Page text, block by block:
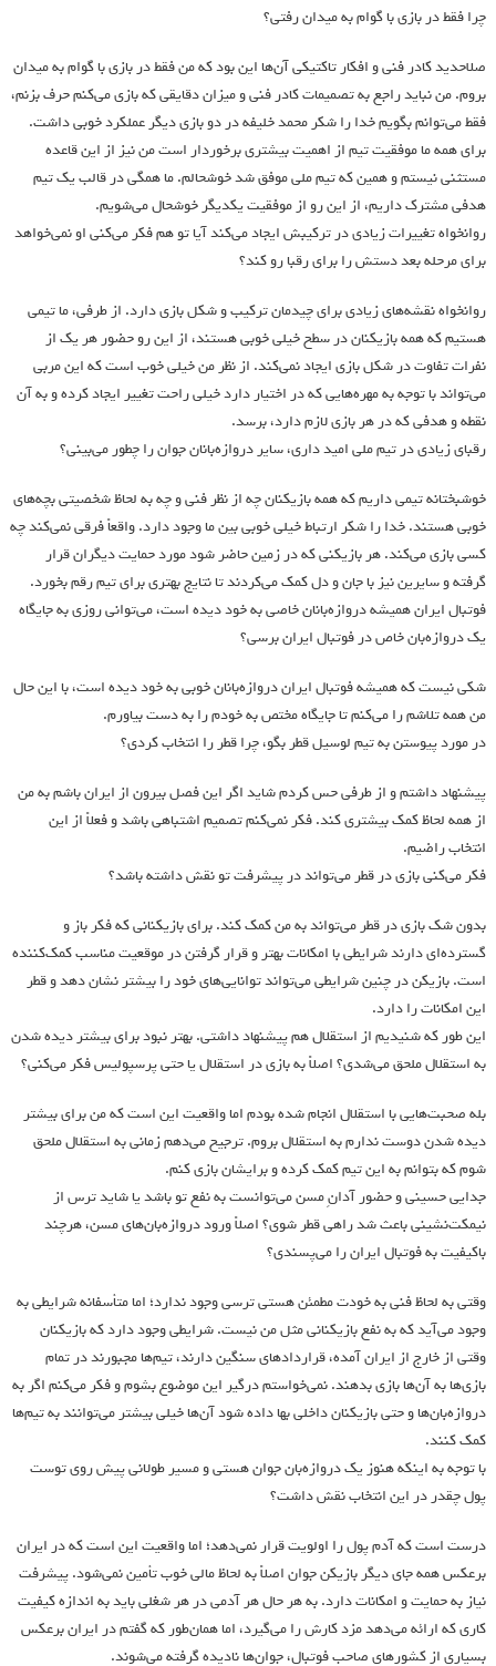
چرا فقط در بازی با گوام به میدان رفتی؟
صلاحدید کادر فنی و افکار تاکتیکی آن‌ها این بود که من فقط در بازی با گوام به میدان
بروم. من نباید راجع به تصمیمات کادر فنی و میزان دقایقی که بازی می‌کنم حرف بزنم،
فقط می‌توانم بگویم خدا را شکر محمد خلیفه در دو بازی دیگر عملکرد خوبی داشت.
برای همه ما موفقیت تیم از اهمیت بیشتری برخوردار است من نیز از این قاعده
مستثنی نیستم و همین که تیم ملی موفق شد خوشحالم. ما همگی در قالب یک تیم
هدفی مشترک داریم، از این رو از موفقیت یکدیگر خوشحال می‌شویم.
روانخواه تغییرات زیادی در ترکیبش ایجاد می‌کند آیا تو هم فکر می‌کنی او نمی‌خواهد
برای مرحله بعد دستش را برای رقبا رو کند؟
روانخواه نقشه‌های زیادی برای چیدمان ترکیب و شکل بازی دارد. از طرفی، ما تیمی
هستیم که همه بازیکنان در سطح خیلی خوبی هستند، از این رو حضور هر یک از
نفرات تفاوت در شکل بازی ایجاد نمی‌کند. از نظر من خیلی خوب است که این مربی
می‌تواند با توجه به مهره‌هایی که در اختیار دارد خیلی راحت تغییر ایجاد کرده و به آن
نقطه و هدفی که در هر بازی لازم دارد، برسد.
رقبای زیادی در تیم ملی امید داری، سایر دروازه‌بانان جوان را چطور می‌بینی؟
خوشبختانه تیمی داریم که همه بازیکنان چه از نظر فنی و چه به لحاظ شخصیتی بچه‌های
خوبی هستند. خدا را شکر ارتباط خیلی خوبی بین ما وجود دارد. واقعاً فرقی نمی‌کند چه
کسی بازی می‌کند. هر بازیکنی که در زمین حاضر شود مورد حمایت دیگران قرار
گرفته و سایرین نیز با جان و دل کمک می‌کردند تا نتایج بهتری برای تیم رقم بخورد.
فوتبال ایران همیشه دروازه‌بانان خاصی به خود دیده است، می‌توانی روزی به جایگاه
یک دروازه‌بان خاص در فوتبال ایران برسی؟
شکی نیست که همیشه فوتبال ایران دروازه‌بانان خوبی به خود دیده است، با این حال
من همه تلاشم را می‌کنم تا جایگاه مختص به خودم را به دست بیاورم.
در مورد پیوستن به تیم لوسیل قطر بگو، چرا قطر را انتخاب کردی؟
پیشنهاد داشتم و از طرفی حس کردم شاید اگر این فصل بیرون از ایران باشم به من
از همه لحاظ کمک بیشتری کند. فکر نمی‌کنم تصمیم اشتباهی باشد و فعلاً از این
انتخاب راضیم.
فکر می‌کنی بازی در قطر می‌تواند در پیشرفت تو نقش داشته باشد؟
بدون شک بازی در قطر می‌تواند به من کمک کند. برای بازیکنانی که فکر باز و
گسترده‌ای دارند شرایطی با امکانات بهتر و قرار گرفتن در موقعیت مناسب کمک‌کننده
است. بازیکن در چنین شرایطی می‌تواند توانایی‌های خود را بیشتر نشان دهد و قطر
این امکانات را دارد.
این طور که شنیدیم از استقلال هم پیشنهاد داشتی. بهتر نبود برای بیشتر دیده شدن
به استقلال ملحق می‌شدی؟ اصلاً به بازی در استقلال یا حتی پرسپولیس فکر می‌کنی؟
بله صحبت‌هایی با استقلال انجام شده بودم اما واقعیت این است که من برای بیشتر
دیده شدن دوست ندارم به استقلال بروم‌. ترجیح می‌دهم زمانی به استقلال ملحق
شوم که بتوانم به این تیم کمک کرده و برایشان بازی کنم.
جدایی حسینی و حضور آدانِ مسن می‌توانست به نفع تو باشد یا شاید ترس از
نیمکت‌نشینی باعث شد راهی قطر شوی؟ اصلاً ورود دروازه‌بان‌های مسن، هرچند
باکیفیت به فوتبال ایران را می‌پسندی؟
وقتی به لحاظ فنی به خودت مطمئن هستی ترسی وجود ندارد؛ اما متأسفانه شرایطی به
وجود می‌آید که به نفع بازیکنانی مثل من نیست. شرایطی وجود دارد که بازیکنان
وقتی از خارج از ایران آمده، قرارداد‌های سنگین دارند، تیم‌ها مجبورند در تمام
بازی‌ها به آن‌ها بازی بدهند. نمی‌خواستم درگیر این موضوع بشوم و فکر می‌کنم اگر به
دروازه‌بان‌ها و حتی بازیکنان داخلی بها داده شود آن‌ها خیلی بیشتر می‌توانند به تیم‌ها
کمک کنند.
با توجه به اینکه هنوز یک دروازه‌بان جوان هستی و مسیر طولانی پیش روی توست
پول چقدر در این انتخاب نقش داشت؟
درست است که آدم پول را اولویت قرار نمی‌دهد؛ اما واقعیت این است که در ایران
برعکس همه جای دیگر بازیکن جوان اصلاً به لحاظ مالی خوب تأمین نمی‌شود. پیشرفت
نیاز به حمایت و امکانات دارد. به هر حال هر آدمی در هر شغلی باید به اندازه کیفیت
کاری که ارائه می‌دهد مزد کارش را می‌گیرد، اما همان‌طور که گفتم در ایران برعکس
بسیاری از کشور‌های صاحب فوتبال، جوان‌ها نادیده گرفته می‌شوند.